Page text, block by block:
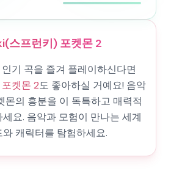
스프런키) 포켓몬 2
기 곡을 즐겨 플레이하신다면
켓몬 2도 좋아하실 거예요! 음악
몬의 흥분을 이 독특하고 매력적
요. 음악과 모험이 만나는 세계
캐릭터를 탐험하세요.